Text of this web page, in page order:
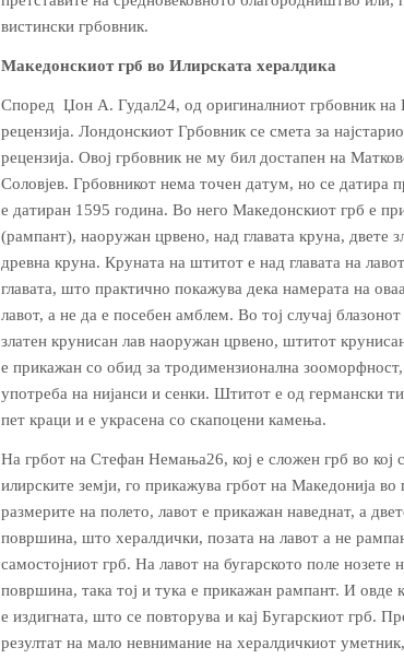
вистински грбовник.
Македонскиот грб во Илирската хералдика
Според Џон А. Гудал24, од ориги­налниот грбовник на
рецензија. Лондонскиот Грбовник се смета за
рецензија. Овој грбовник не му бил достапен на
Соловјев. Грбовникот нема точен датум, но се датира
е датиран 1595 година. Во него Македонскиот грб е
(рампант), наоружан црвено, над главата круна, двете
древна круна. Круната на штитот е над главата на
главата, што практично покажува дека намерата на
лавот, а не да е посебен амблем. Во тој случај
златен крунисан лав наоружан црвено, штитот
е прикажан со обид за тродимензионална
употреба на нијанси и сенки. Штитот е од германски
пет краци и е украсена со скапоцени камења.
На грбот на Стефан Немања26, кој е сложен грб во кој
илирските земји, го прикажува грбот на Македонија
размерите на полето, лавот е прикажан наведнат, а
површина, што хералдички, позата на лавот а не
самостојниот грб. На лавот на бугарското поле нозете
површина, така тој и тука е прикажан рампант. И овде
е издигната, што се повторува и кај Бугарскиот грб.
резултат на мало невнимание на хералдичкиот